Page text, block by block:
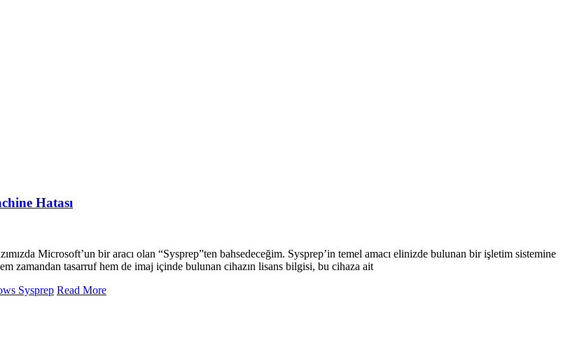
Hatası
Microsoft’un bir aracı olan “Sysprep”ten bahsedeceğim. Sysprep’in temel amacı elinizde bulunan bir işletim sistemine
zamandan tasarruf hem de imaj içinde bulunan cihazın lisans bilgisi, bu cihaza ait
Sysprep Read More